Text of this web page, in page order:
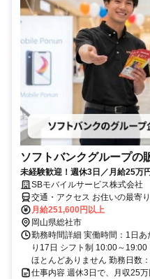
ソフトバンクグループの
未経験歓迎！週休3日／月給25万
SBモバイルサービス株式会社
交通・アクセス お住いの最寄
月給251,600円以上
岡山県総社市
勤務時間詳細 実働時間：1日
り17日 シフト制 10:00～
ほとんどありません 勤務日数
仕事内容 週休3日で、月収25